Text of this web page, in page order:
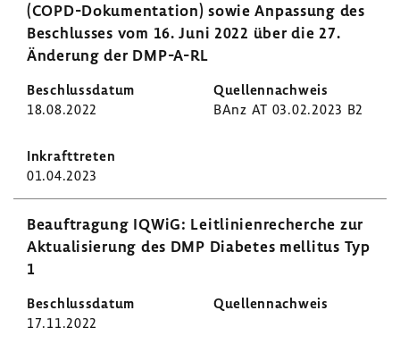
(COPD-​Dokumentation) sowie Anpas­sung des
Beschlusses vom 16. Juni 2022 über die 27.
Ände­rung der DMP-​A-RL
18.08.2022 BAnz AT 03.02.2023 B2
01.04.2023
Beauf­tra­gung IQWiG: Leit­li­ni­en­re­cherche zur
Aktua­li­sie­rung des DMP Diabetes mellitus Typ
1
17.11.2022